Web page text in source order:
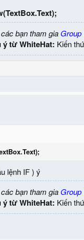
bạn tham gia Group
ý từ WhiteHat: Kiến
lệnh IF ) ý
bạn tham gia Group
ý từ WhiteHat: Kiến